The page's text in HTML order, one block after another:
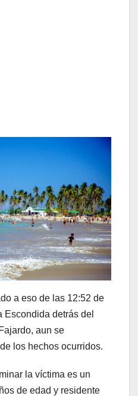
a eso de las 12:52 de
Escondida detrás del
aun se
los hechos ocurridos.
la víctima es un
de edad y residente